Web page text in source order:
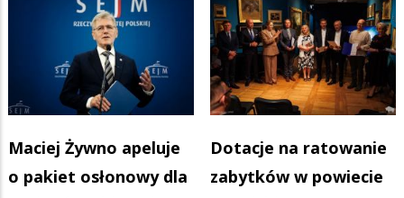
Maciej Żywno apeluje
o pakiet osłonowy dla
Dotacje na ratowanie
zabytków w powiecie